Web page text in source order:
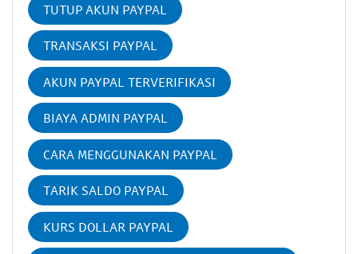
TUTUP AKUN PAYPAL
TRANSAKSI PAYPAL
AKUN PAYPAL TERVERIFIKASI
BIAYA ADMIN PAYPAL
CARA MENGGUNAKAN PAYPAL
TARIK SALDO PAYPAL
KURS DOLLAR PAYPAL